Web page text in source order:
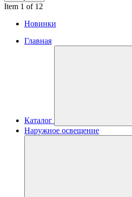
Item 1 of 12
Новинки
Главная
Каталог
Наружное освещение